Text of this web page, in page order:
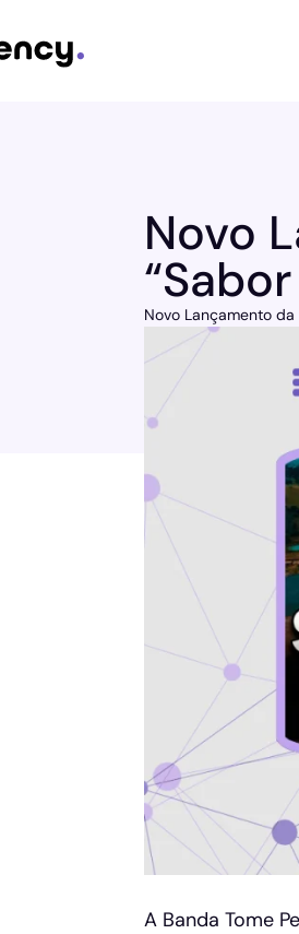
Novo
Novo Lançamento
A Banda Tome